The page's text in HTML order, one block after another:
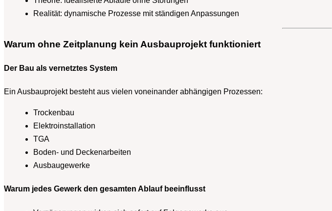
Realität: dynamische Prozesse mit ständigen Anpassungen
Warum ohne Zeitplanung kein Ausbauprojekt funktioniert
Der Bau als vernetztes System
Ein Ausbauprojekt besteht aus vielen voneinander abhängigen Prozessen:
Trockenbau
Elektroinstallation
TGA
Boden- und Deckenarbeiten
Ausbaugewerke
Warum jedes Gewerk den gesamten Ablauf beeinflusst